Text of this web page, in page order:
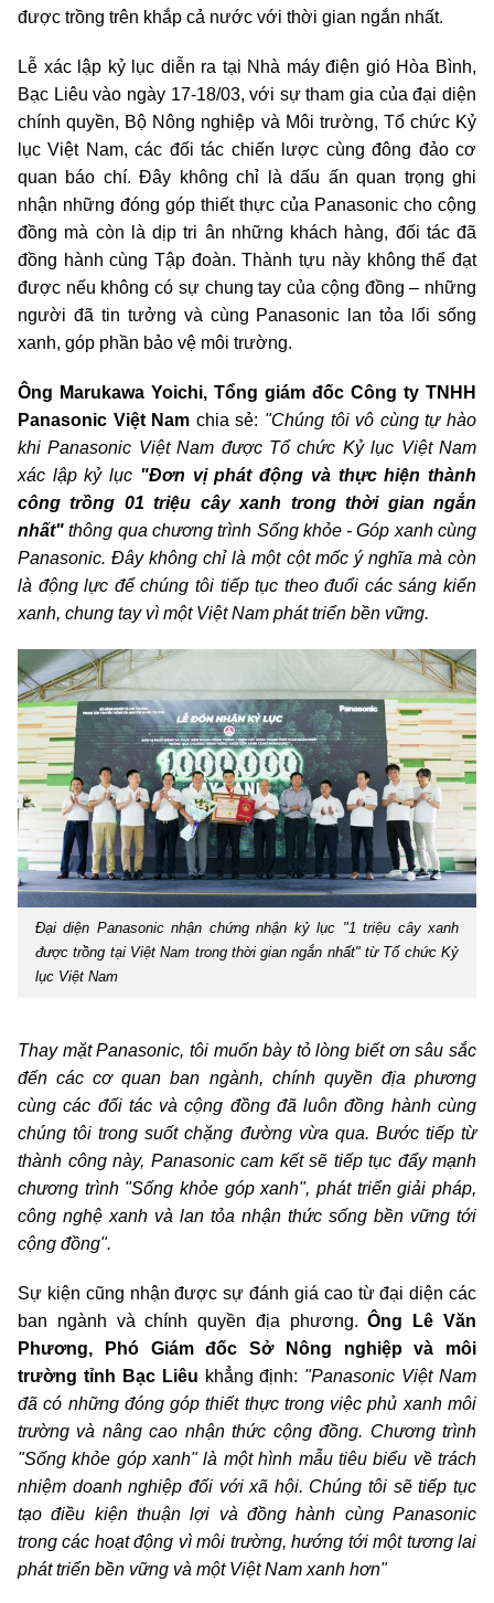
được trồng trên khắp cả nước với thời gian ngắn nhất.
Lễ xác lập kỷ lục diễn ra tại Nhà máy điện gió Hòa Bình,
Bạc Liêu vào ngày 17-18/03, với sự tham gia của đại diện
chính quyền, Bộ Nông nghiệp và Môi trường, Tổ chức Kỷ
lục Việt Nam, các đối tác chiến lược cùng đông đảo cơ
quan báo chí. Đây không chỉ là dấu ấn quan trọng ghi
nhận những đóng góp thiết thực của Panasonic cho cộng
đồng mà còn là dịp tri ân những khách hàng, đối tác đã
đồng hành cùng Tập đoàn. Thành tựu này không thể đạt
được nếu không có sự chung tay của cộng đồng – những
người đã tin tưởng và cùng Panasonic lan tỏa lối sống
xanh, góp phần bảo vệ môi trường.
Ông Marukawa Yoichi, Tổng giám đốc Công ty TNHH
Panasonic Việt Nam chia sẻ: "Chúng tôi vô cùng tự hào
khi Panasonic Việt Nam được Tổ chức Kỷ lục Việt Nam
xác lập kỷ lục "Đơn vị phát động và thực hiện thành
công trồng 01 triệu cây xanh trong thời gian ngắn
nhất" thông qua chương trình Sống khỏe - Góp xanh cùng
Panasonic. Đây không chỉ là một cột mốc ý nghĩa mà còn
là động lực để chúng tôi tiếp tục theo đuổi các sáng kiến
xanh, chung tay vì một Việt Nam phát triển bền vững.
Đại diện Panasonic nhận chứng nhận kỷ lục "1 triệu cây xanh
được trồng tại Việt Nam trong thời gian ngắn nhất" từ Tổ chức Kỷ
lục Việt Nam
Thay mặt Panasonic, tôi muốn bày tỏ lòng biết ơn sâu sắc
đến các cơ quan ban ngành, chính quyền địa phương
cùng các đối tác và cộng đồng đã luôn đồng hành cùng
chúng tôi trong suốt chặng đường vừa qua. Bước tiếp từ
thành công này, Panasonic cam kết sẽ tiếp tục đẩy mạnh
chương trình "Sống khỏe góp xanh", phát triển giải pháp,
công nghệ xanh và lan tỏa nhận thức sống bền vững tới
cộng đồng".
Sự kiện cũng nhận được sự đánh giá cao từ đại diện các
ban ngành và chính quyền địa phương.Ông Lê Văn
Phương, Phó Giám đốc Sở Nông nghiệp và môi
trường tỉnh Bạc Liêu khẳng định: "Panasonic Việt Nam
đã có những đóng góp thiết thực trong việc phủ xanh môi
trường và nâng cao nhận thức cộng đồng. Chương trình
"Sống khỏe góp xanh" là một hình mẫu tiêu biểu về trách
nhiệm doanh nghiệp đối với xã hội. Chúng tôi sẽ tiếp tục
tạo điều kiện thuận lợi và đồng hành cùng Panasonic
trong các hoạt động vì môi trường, hướng tới một tương lai
phát triển bền vững và một Việt Nam xanh hơn"